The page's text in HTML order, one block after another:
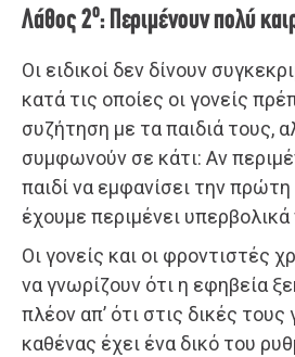
Λάθος 2ο: Περιμένουν πολύ
Οι ειδικοί δεν δίνουν
κατά τις οποίες οι γονείς
συζήτηση με τα παιδιά τους,
συμφωνούν σε κάτι: Αν
παιδί να εμφανίσει την
έχουμε περιμένει υπερβολικά
Οι γονείς και οι φροντιστές
να γνωρίζουν ότι η εφηβεία
πλέον απ’ ότι στις δικές τους
καθένας έχει ένα δικό του